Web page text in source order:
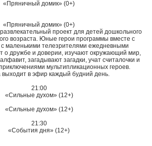
«Пряничный домик» (0+)
«Пряничный домик» (0+)
проект для детей дошкольного
возраста. Юные герои программы вместе с
маленькими телезрителями ежедневными
о дружбе и доверии, изучают окружающий мир,
загадывают загадки, учат считалочки и
мультипликационных героев.
выходит в эфир каждый будний день.
21:00
«Сильные духом» (12+)
«Сильные духом» (12+)
21:30
«События дня» (12+)